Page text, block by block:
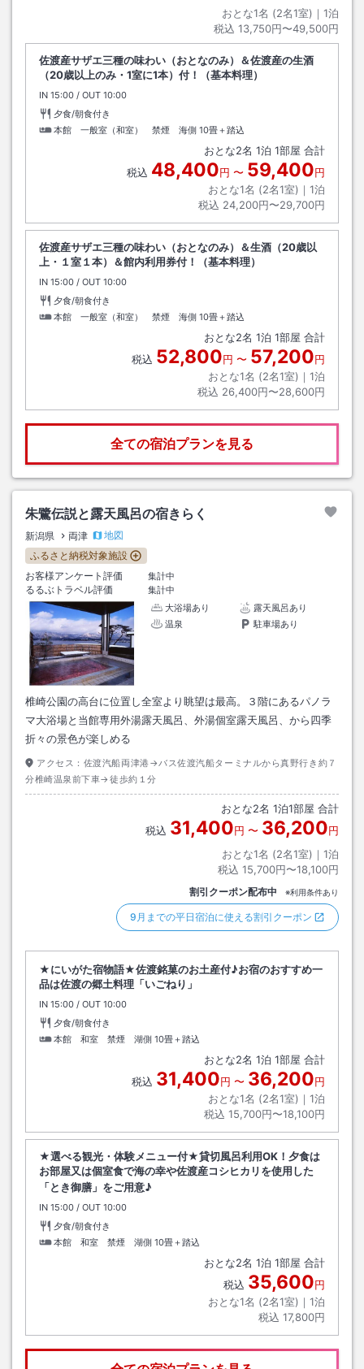
おとな1名 (2名1室)｜ 1泊
税込 13,750円〜49,500円
佐渡産サザエ三種の味わい（おとなのみ）＆佐渡産の生酒
（20歳以上のみ・1室に1本）付！（基本料理）
IN チェックイン
15:00 / OUT チェックアウト
10:00
夕食/朝食付き
本館 一般室（和室） 禁煙 海側 10畳＋踏込
おとな2名 1泊 1部屋 合計
税込 48,400円 〜 59,400円
おとな1名 (2名1室)｜ 1泊
税込 24,200円〜29,700円
佐渡産サザエ三種の味わい（おとなのみ）＆生酒（20歳以
上・１室１本）＆館内利用券付！（基本料理）
IN チェックイン
15:00 / OUT チェックアウト
10:00
夕食/朝食付き
本館 一般室（和室） 禁煙 海側 10畳＋踏込
おとな2名 1泊 1部屋 合計
税込 52,800円 〜 57,200円
おとな1名 (2名1室)｜ 1泊
税込 26,400円〜28,600円
全ての宿泊プランを見る
朱鷺伝説と露天風呂の宿きらく
新潟県 両津
地図
ふるさと納税対象施設
お客様アンケート評価
集計中
るるぶトラベル評価
集計中
大浴場あり
露天風呂あり
温泉
駐車場あり
椎崎公園の高台に位置し全室より眺望は最高。３階にあるパノラ
マ大浴場と当館専用外湯露天風呂、外湯個室露天風呂、から四季
折々の景色が楽しめる
アクセス： 佐渡汽船両津港→バス佐渡汽船ターミナルから真野行き約７
分椎崎温泉前下車→徒歩約１分
おとな2名 1泊1部屋 合計
税込 31,400円 〜 36,200円
おとな1名 (2名1室)｜ 1泊
税込 15,700円〜18,100円
割引クーポン配布中 ※利用条件あり
9月までの平日宿泊に使える割引クーポン
★にいがた宿物語★佐渡銘菓のお土産付♪お宿のおすすめ一
品は佐渡の郷土料理「いごねり」
IN チェックイン
15:00 / OUT チェックアウト
10:00
夕食/朝食付き
本館 和室 禁煙 湖側 10畳＋踏込
おとな2名 1泊 1部屋 合計
税込 31,400円 〜 36,200円
おとな1名 (2名1室)｜ 1泊
税込 15,700円〜18,100円
★選べる観光・体験メニュー付★貸切風呂利用OK！夕食は
お部屋又は個室食で海の幸や佐渡産コシヒカリを使用した
「とき御膳」をご用意♪
IN チェックイン
15:00 / OUT チェックアウト
10:00
夕食/朝食付き
本館 和室 禁煙 湖側 10畳＋踏込
おとな2名 1泊 1部屋 合計
税込 35,600円
おとな1名 (2名1室)｜ 1泊
税込 17,800円